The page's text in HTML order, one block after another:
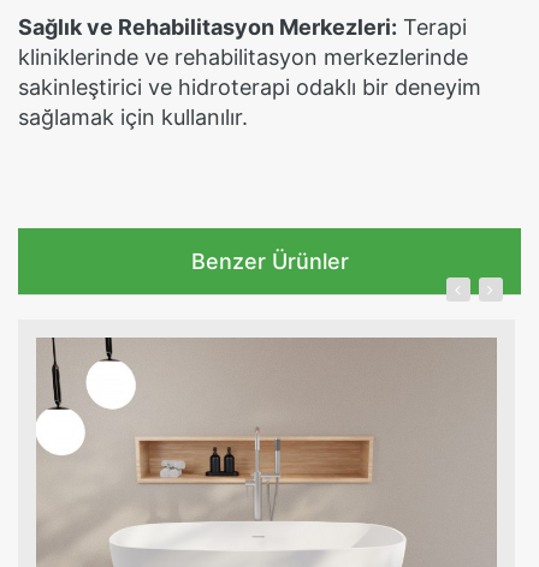
Sağlık ve Rehabilitasyon Merkezleri: Terapi
kliniklerinde ve rehabilitasyon merkezlerinde
sakinleştirici ve hidroterapi odaklı bir deneyim
sağlamak için kullanılır.
Benzer Ürünler